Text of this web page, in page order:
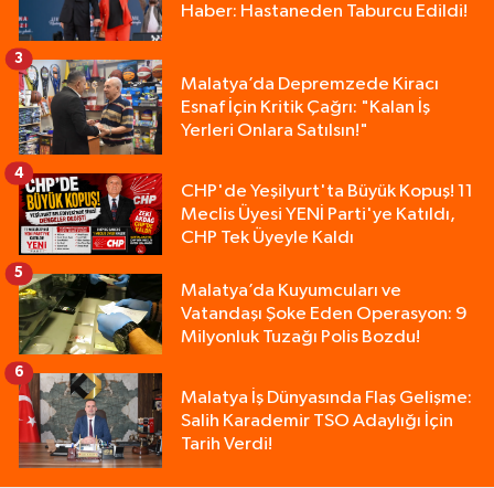
Haber: Hastaneden Taburcu Edildi!
Malatya’da Depremzede Kiracı
Esnaf İçin Kritik Çağrı: "Kalan İş
Yerleri Onlara Satılsın!"
3
CHP'de Yeşilyurt'ta Büyük Kopuş! 11
Meclis Üyesi YENİ Parti'ye Katıldı,
CHP Tek Üyeyle Kaldı
4
Malatya’da Kuyumcuları ve
Vatandaşı Şoke Eden Operasyon: 9
Milyonluk Tuzağı Polis Bozdu!
5
Malatya İş Dünyasında Flaş Gelişme:
Salih Karademir TSO Adaylığı İçin
Tarih Verdi!
6